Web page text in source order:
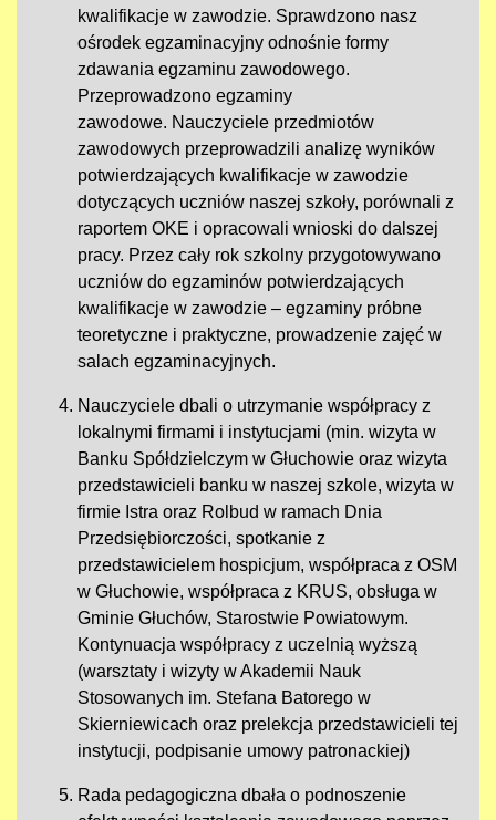
kwalifikacje w zawodzie. Sprawdzono nasz
ośrodek egzaminacyjny odnośnie formy
zdawania egzaminu zawodowego.
Przeprowadzono egzaminy
zawodowe. Nauczyciele przedmiotów
zawodowych przeprowadzili analizę wyników
potwierdzających kwalifikacje w zawodzie
dotyczących uczniów naszej szkoły, porównali z
raportem OKE i opracowali wnioski do dalszej
pracy. Przez cały rok szkolny przygotowywano
uczniów do egzaminów potwierdzających
kwalifikacje w zawodzie – egzaminy próbne
teoretyczne i praktyczne, prowadzenie zajęć w
salach egzaminacyjnych.
Nauczyciele dbali o utrzymanie współpracy z
lokalnymi firmami i instytucjami (min. wizyta w
Banku Spółdzielczym w Głuchowie oraz wizyta
przedstawicieli banku w naszej szkole, wizyta w
firmie Istra oraz Rolbud w ramach Dnia
Przedsiębiorczości, spotkanie z
przedstawicielem hospicjum, współpraca z OSM
w Głuchowie, współpraca z KRUS, obsługa w
Gminie Głuchów, Starostwie Powiatowym.
Kontynuacja współpracy z uczelnią wyższą
(warsztaty i wizyty w Akademii Nauk
Stosowanych im. Stefana Batorego w
Skierniewicach oraz prelekcja przedstawicieli tej
instytucji, podpisanie umowy patronackiej)
Rada pedagogiczna dbała o podnoszenie